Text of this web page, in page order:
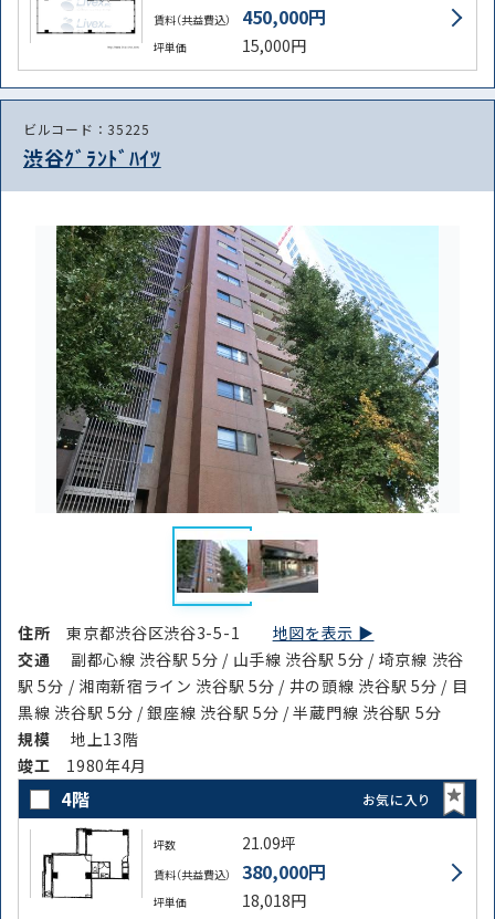
賃料（共益費込） 450,000円
坪単価 15,000円
ビルコード：35225
渋谷ｸﾞﾗﾝﾄﾞﾊｲﾂ
住所東京都渋谷区渋谷3-5-1 地図を表示 ▶︎
交通
副都心線 渋谷駅 5分 / 山手線 渋谷駅 5分 / 埼京線 渋谷
駅 5分 / 湘南新宿ライン 渋谷駅 5分 / 井の頭線 渋谷駅 5分 / 目
黒線 渋谷駅 5分 / 銀座線 渋谷駅 5分 / 半蔵門線 渋谷駅 5分
規模
地上13階
竣⼯ 1980年4月
4階 お気に入り
坪数 21.09坪
賃料（共益費込） 380,000円
坪単価 18,018円